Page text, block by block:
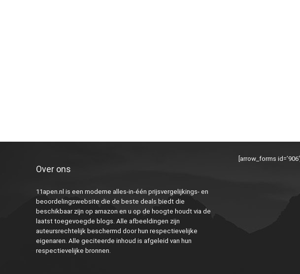
Over ons
11apen.nl is een moderne alles-in-één prijsvergelijkings- en
beoordelingswebsite die de beste deals biedt die
beschikbaar zijn op amazon en u op de hoogte houdt via de
laatst toegevoegde blogs. Alle afbeeldingen zijn
auteursrechtelijk beschermd door hun respectievelijke
eigenaren. Alle geciteerde inhoud is afgeleid van hun
respectievelijke bronnen.
[arrow_forms id=’906′]